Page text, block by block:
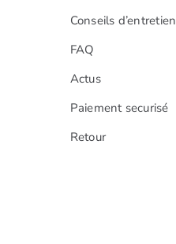
Conseils d’entretien
FAQ
Actus
Paiement securisé
Retour